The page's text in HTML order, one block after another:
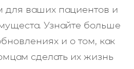
для ваших пациентов и
Узнайте больше
и о том, как
сделать их жизнь